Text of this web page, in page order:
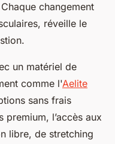
changement
réveille le
un matériel de
comme l'Aelite
sans frais
premium, l’accès aux
libre, de stretching